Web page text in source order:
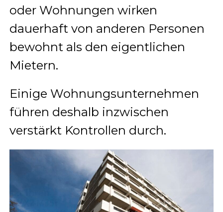
oder Wohnungen wirken
dauerhaft von anderen Personen
bewohnt als den eigentlichen
Mietern.
Einige Wohnungsunternehmen
führen deshalb inzwischen
verstärkt Kontrollen durch.